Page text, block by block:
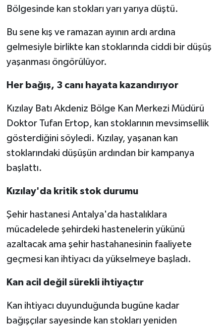
Bölgesinde kan stokları yarı yarıya düştü.
Bu sene kış ve ramazan ayının ardı ardına
gelmesiyle birlikte kan stoklarında ciddi bir düşüş
yaşanması öngörülüyor.
Her bağış, 3 canı hayata kazandırıyor
Kızılay Batı Akdeniz Bölge Kan Merkezi Müdürü
Doktor Tufan Ertop, kan stoklarının mevsimsellik
gösterdiğini söyledi. Kızılay, yaşanan kan
stoklarındaki düşüşün ardından bir kampanya
başlattı.
Kızılay'da kritik stok durumu
Şehir hastanesi Antalya'da hastalıklara
mücadelede şehirdeki hastenelerin yükünü
azaltacak ama şehir hastahanesinin faaliyete
geçmesi kan ihtiyacı da yükselmeye başladı.
Kan acil değil sürekli ihtiyaçtır
Kan ihtiyacı duyunduğunda bugüne kadar
bağışçılar sayesinde kan stokları yeniden
Sosyal medya
Spor
Teknoloji
Televizyon
Turizm
Yaşam